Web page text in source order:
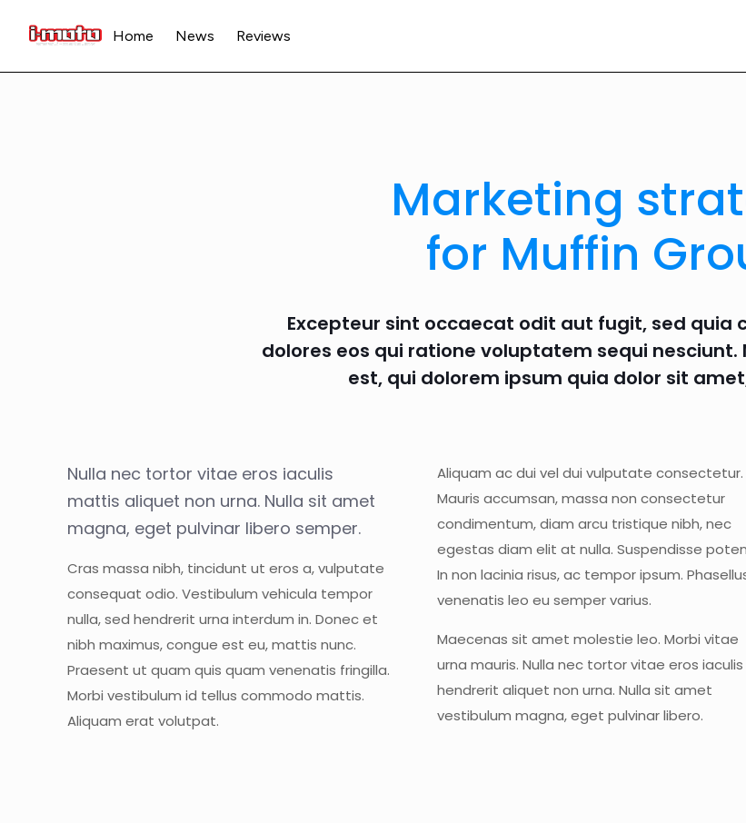
Home News Reviews
Marketing
for Muffin
Excepteur sint occaecat odit aut fugit, sed quia
dolores eos qui ratione voluptatem sequi nesciunt.
est, qui dolorem ipsum quia dolor sit
Nulla nec tortor vitae eros iaculis
mattis aliquet non urna. Nulla sit amet
magna, eget pulvinar libero semper.
Cras massa nibh, tincidunt ut eros a, vulputate
consequat odio. Vestibulum vehicula tempor
nulla, sed hendrerit urna interdum in. Donec et
nibh maximus, congue est eu, mattis nunc.
Praesent ut quam quis quam venenatis fringilla.
Morbi vestibulum id tellus commodo mattis.
Aliquam erat volutpat.
Aliquam ac dui vel dui vulputate consectetur.
Mauris accumsan, massa non consectetur
condimentum, diam arcu tristique nibh, nec
egestas diam elit at nulla. Suspendisse
In non lacinia risus, ac tempor ipsum.
venenatis leo eu semper varius.
Maecenas sit amet molestie leo. Morbi vitae
urna mauris. Nulla nec tortor vitae eros iaculis
hendrerit aliquet non urna. Nulla sit amet
vestibulum magna, eget pulvinar libero.